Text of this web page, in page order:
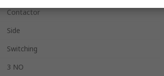
Contactor
Side
Switching
3 NO